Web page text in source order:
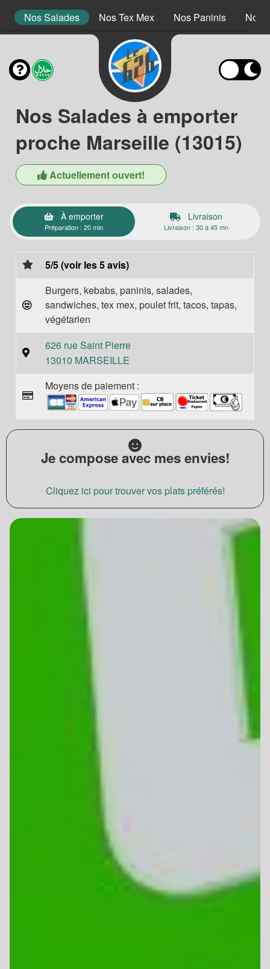
Nos Salades Nos Tex Mex Nos Paninis Nos
Nos Salades à emporter
proche Marseille (13015)
Actuellement ouvert!
À emporter
Préparation : 20 min
Livraison
Livraison : 30 à 45 mn
5/5 (voir les 5 avis)
Burgers, kebabs, paninis, salades,
sandwiches, tex mex, poulet frit, tacos, tapas,
végétarien
626 rue Saint Pierre
13010 MARSEILLE
Moyens de paiement :
Je compose avec mes envies!
Cliquez ici pour trouver vos plats préférés!